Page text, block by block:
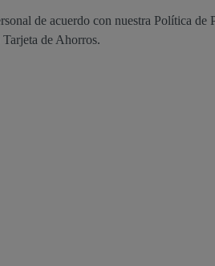
de acuerdo con nuestra Política
de Ahorros.